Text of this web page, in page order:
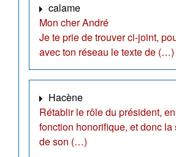
calame
Mon cher André
Je te prie de trouver ci-joint,
avec ton réseau le texte de (…)
Hacène
Rétablir le rôle du président,
fonction honorifique, et donc la
de son (…)